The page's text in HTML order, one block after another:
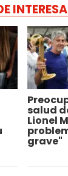
salud
Lionel
grave"